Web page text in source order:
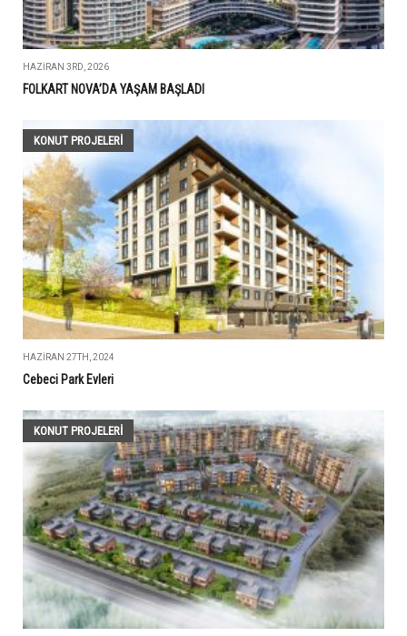
HAZIRAN 3RD, 2026
FOLKART NOVA’DA YAŞAM BAŞLADI
KONUT PROJELERI
HAZIRAN 27TH, 2024
Cebeci Park Evleri
KONUT PROJELERI